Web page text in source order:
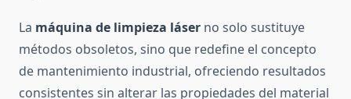
La máquina de limpieza láser no solo sustituye
métodos obsoletos, sino que redefine el concepto
de mantenimiento industrial, ofreciendo resultados
consistentes sin alterar las propiedades del material